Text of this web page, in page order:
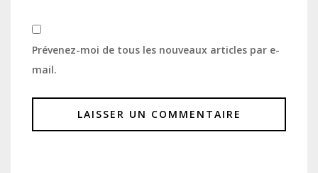
Prévenez-moi de tous les nouveaux articles par e-
mail.